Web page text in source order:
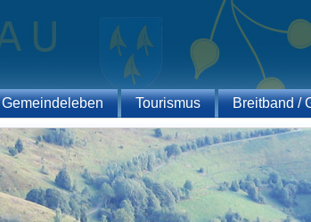
Gemeindeleben Tourismus Breitband /